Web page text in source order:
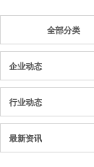
全部分类
企业动态
行业动态
最新资讯